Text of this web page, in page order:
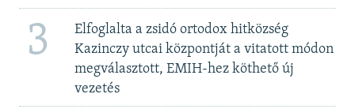
3
Elfoglalta a zsidó ortodox hitközség
Kazinczy utcai központját a vitatott módon
megválasztott, EMIH-hez köthető új
vezetés